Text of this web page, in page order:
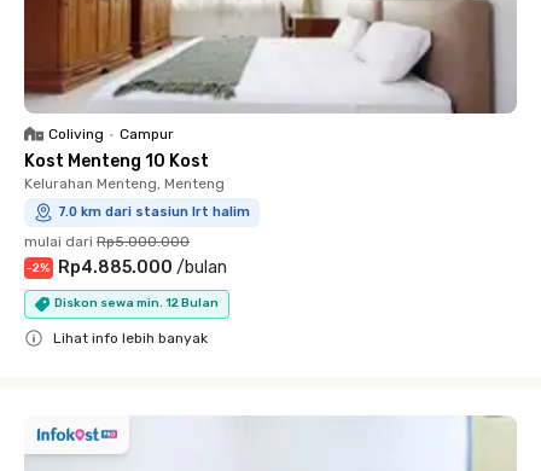
Coliving • Campur
Kost Menteng 10 Kost
Kelurahan Menteng, Menteng
7.0 km dari stasiun lrt halim
mulai dari Rp5.000.000
-2% Rp4.885.000 /bulan
Diskon sewa min. 12 Bulan
Lihat info lebih banyak